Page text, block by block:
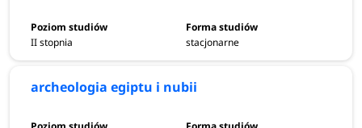
II stopnia stacjonarne
archeologia egiptu i nubii